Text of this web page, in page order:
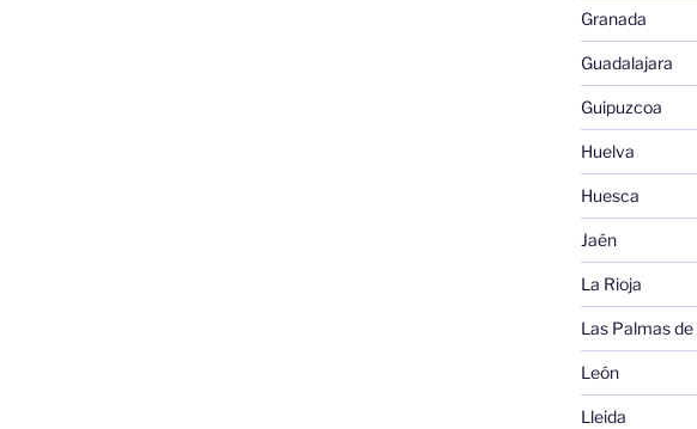
Granada
Guadalajara
Guipuzcoa
Huelva
Huesca
Jaén
La Rioja
Las Palmas
León
Lleida